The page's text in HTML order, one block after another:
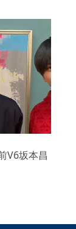
V6坂本昌